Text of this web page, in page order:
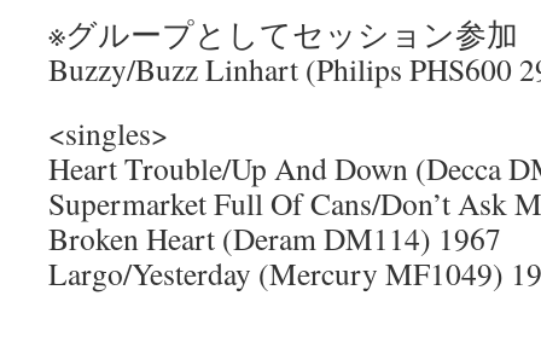
※グループとしてセッション参加
Buzzy/Buzz Linhart (Philips PHS600
<singles>
Heart Trouble/Up And Down (Decca
Supermarket Full Of Cans/Don’t Ask
Broken Heart (Deram DM114) 1967
Largo/Yesterday (Mercury MF1049)